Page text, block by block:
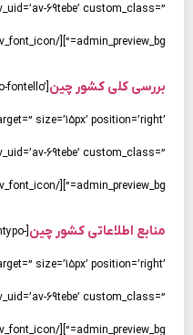
69tebe’ custom_class=”
admin_preview_bg=”][/av_font_icon]
بررسی کلی کشور چین fontello’
size=’15px’ position=’right’
69tebe’ custom_class=”
admin_preview_bg=”][/av_font_icon]
منابع اطلاعاتی کشور چین
size=’15px’ position=’right’
69tebe’ custom_class=”
admin_preview_bg=”][/av_font_icon]